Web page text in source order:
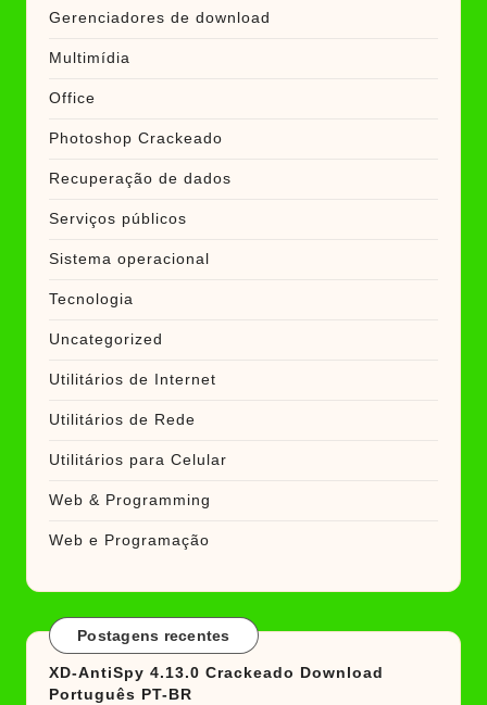
Gerenciadores de download
Multimídia
Office
Photoshop Crackeado
Recuperação de dados
Serviços públicos
Sistema operacional
Tecnologia
Uncategorized
Utilitários de Internet
Utilitários de Rede
Utilitários para Celular
Web & Programming
Web e Programação
Postagens recentes
XD-AntiSpy 4.13.0 Crackeado Download
Português PT-BR